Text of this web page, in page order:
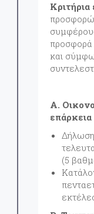
Κριτήρια
προσφορά
και
Α.
(5